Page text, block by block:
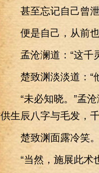
甚至忘记自己曾泄
便是自己，从前也
孟沧澜道：“这千灵
楚致渊淡淡道：“他
“未必知晓。”孟沧
供生辰八字与毛发，
楚致渊面露冷笑。
“当然，施展此术